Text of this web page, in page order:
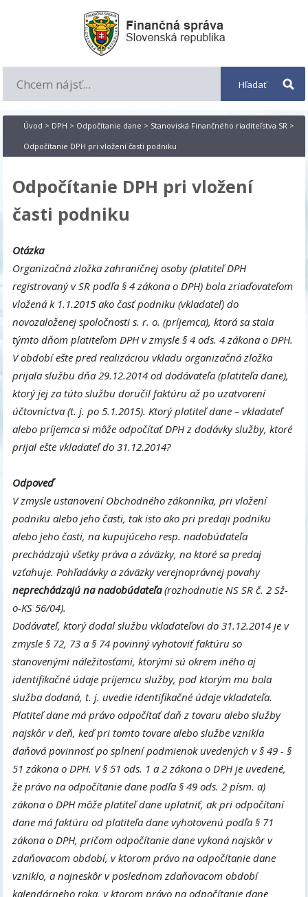
Úvod > DPH > Odpočítanie dane > Stanoviská Finančného riaditeľstva SR >
Odpočítanie DPH pri vložení časti podniku
Odpočítanie DPH pri vložení
časti podniku
Otázka
Organizačná zložka zahraničnej osoby (platiteľ DPH
registrovaný v SR podľa § 4 zákona o DPH) bola zriaďovateľom
vložená k 1.1.2015 ako časť podniku (vkladateľ) do
novozaloženej spoločnosti s. r. o. (príjemca), ktorá sa stala
týmto dňom platiteľom DPH v zmysle § 4 ods. 4 zákona o DPH.
V období ešte pred realizáciou vkladu organizačná zložka
prijala službu dňa 29.12.2014 od dodávateľa (platiteľa dane),
ktorý jej za túto službu doručil faktúru až po uzatvorení
účtovníctva (t. j. po 5.1.2015). Ktorý platiteľ dane – vkladateľ
alebo príjemca si môže odpočítať DPH z dodávky služby, ktoré
prijal ešte vkladateľ do 31.12.2014?
Odpoveď
V zmysle ustanovení Obchodného zákonníka, pri vložení
podniku alebo jeho časti, tak isto ako pri predaji podniku
alebo jeho časti, na kupujúceho resp. nadobúdateľa
prechádzajú všetky práva a záväzky, na ktoré sa predaj
vzťahuje. Pohľadávky a záväzky verejnoprávnej povahy
neprechádzajú na nadobúdateľa(rozhodnutie NS SR č. 2 Sž-
o-KS 56/04).
Dodávateľ, ktorý dodal službu vkladateľovi do 31.12.2014 je v
zmysle § 72, 73 a § 74 povinný vyhotoviť faktúru so
stanovenými náležitosťami, ktorými sú okrem iného aj
identifikačné údaje príjemcu služby, pod ktorým mu bola
služba dodaná, t. j. uvedie identifikačné údaje vkladateľa.
Platiteľ dane má právo odpočítať daň z tovaru alebo služby
najskôr v deň, keď pri tomto tovare alebo službe vznikla
daňová povinnosť po splnení podmienok uvedených v § 49 - §
51 zákona o DPH. V § 51 ods. 1 a 2 zákona o DPH je uvedené,
že právo na odpočítanie dane podľa § 49 ods. 2 písm. a)
zákona o DPH môže platiteľ dane uplatniť, ak pri odpočítaní
dane má faktúru od platiteľa dane vyhotovenú podľa § 71
zákona o DPH, pričom odpočítanie dane vykoná najskôr v
zdaňovacom období, v ktorom právo na odpočítanie dane
vzniklo, a najneskôr v poslednom zdaňovacom období
kalendárneho roka, v ktorom právo na odpočítanie dane